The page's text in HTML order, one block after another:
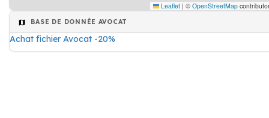
Leaflet | © OpenStreetMap
BASE DE DONNÉE AVOCAT
Achat fichier Avocat -20%